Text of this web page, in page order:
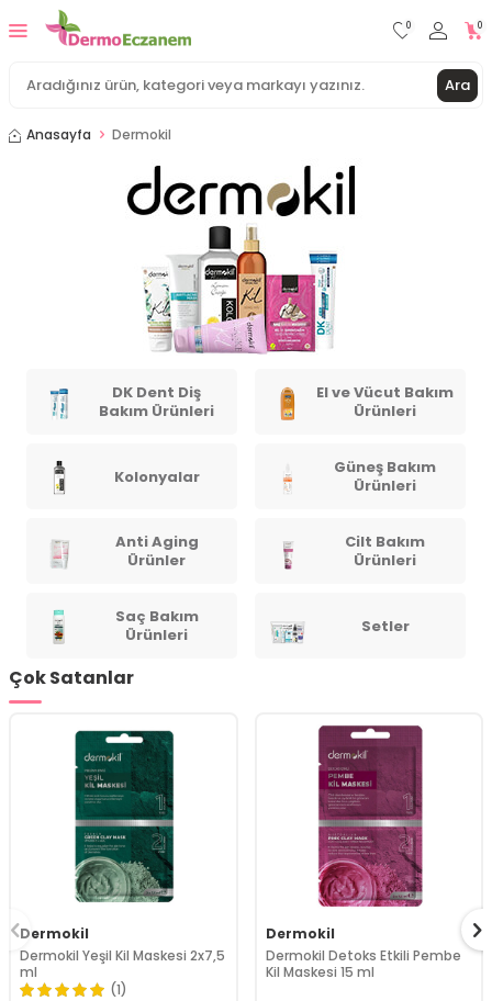
Ara
0 0
Anasayfa Dermokil
DK Dent Diş
Bakım Ürünleri
El ve Vücut Bakım
Ürünleri
Kolonyalar
Güneş Bakım
Ürünleri
Anti Aging
Ürünler
Cilt Bakım
Ürünleri
Saç Bakım
Ürünleri
Setler
Çok Satanlar
Dermokil
Dermokil Yeşil Kil Maskesi 2x7,5
ml
(1)
Dermokil
Dermokil Detoks Etkili Pembe
Kil Maskesi 15 ml